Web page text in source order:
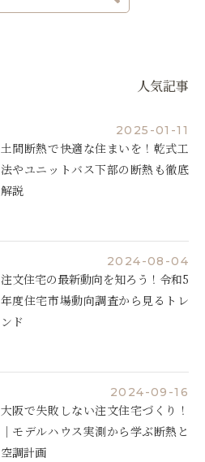
人気記事
2025-01-11
土間断熱で快適な住まいを！乾式工
法やユニットバス下部の断熱も徹底
解説
2024-08-04
注文住宅の最新動向を知ろう！令和5
年度住宅市場動向調査から見るトレ
ンド
2024-09-16
大阪で失敗しない注文住宅づくり！
｜モデルハウス実測から学ぶ断熱と
空調計画